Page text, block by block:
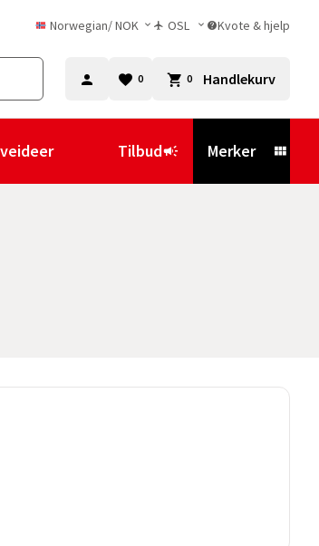
Norwegian/NOK OSL Kvote & hjelp
0 0 Handlekurv
Tilbud Merker